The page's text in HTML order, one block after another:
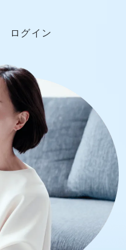
ログイン